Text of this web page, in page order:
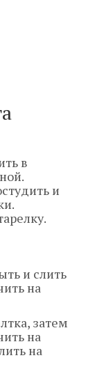
в
и
и слить
на
затем
на
на